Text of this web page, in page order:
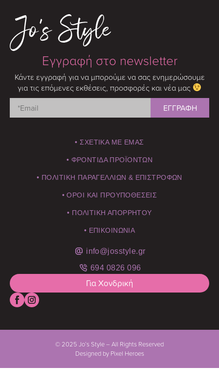
Εγγραφή στο newsletter
Κάντε εγγραφή για να μπορούμε να σας ενημερώσουμε
για τις επόμενες εκθέσεις, προσφορές και νέα μας
• ΣΧΕΤΙΚΑ ΜΕ ΕΜΑΣ
• ΦΡΟΝΤΙΔΑ ΠΡΟΪΟΝΤΩΝ
• ΠΟΛΙΤΙΚΗ ΠΑΡΑΓΕΛΛΙΩΝ & ΕΠΙΣΤΡΟΦΩΝ
• ΟΡΟΙ ΚΑΙ ΠΡΟΥΠΟΘΕΣΕΙΣ
• ΠΟΛΙΤΙΚΗ ΑΠΟΡΡΗΤΟΥ
• ΕΠΙΚΟΙΝΩΝΙΑ
info@josstyle.gr
694 0826 096
Για Χονδρική
© 2025 Jo’s Style – All Rights Reserved
Designed by Pixel Heroes